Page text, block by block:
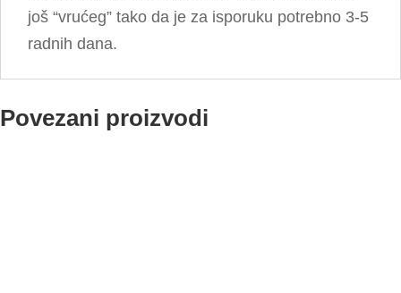
još “vrućeg” tako da je za isporuku potrebno 3-5
radnih dana.
Povezani proizvodi